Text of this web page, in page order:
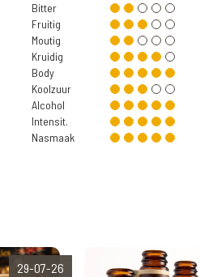
Bitter
Fruitig
Moutig
Kruidig
Body
Koolzuur
Alcohol
Intensit.
Nasmaak
29-07-26